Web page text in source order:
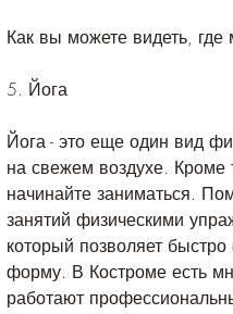
Как вы можете видеть,
5. Йога
Йога - это еще один вид
на свежем воздухе. Кроме
начинайте заниматься.
занятий физическими
который позволяет
форму. В Костроме есть
работают